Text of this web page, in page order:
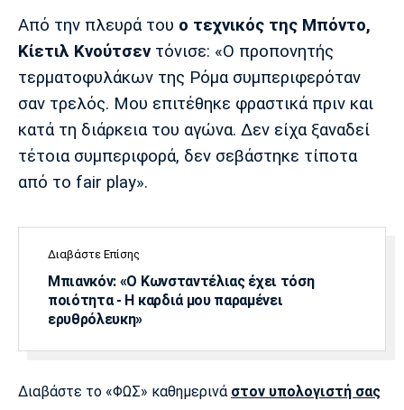
Πόρτο Μπενφίκα
Από την πλευρά του ο τεχνικός της Μπόντο,
Κίετιλ Κνούτσεν τόνισε: «Ο προπονητής
τερματοφυλάκων της Ρόμα συμπεριφερόταν
σαν τρελός. Μου επιτέθηκε φραστικά πριν και
κατά τη διάρκεια του αγώνα. Δεν είχα ξαναδεί
τέτοια συμπεριφορά, δεν σεβάστηκε τίποτα
από το fair play».
Διαβάστε Επίσης
Μπιανκόν: «Ο Κωνσταντέλιας έχει τόση
ποιότητα - Η καρδιά μου παραμένει
ερυθρόλευκη»
Διαβάστε το «ΦΩΣ» καθημερινά στον υπολογιστή σας